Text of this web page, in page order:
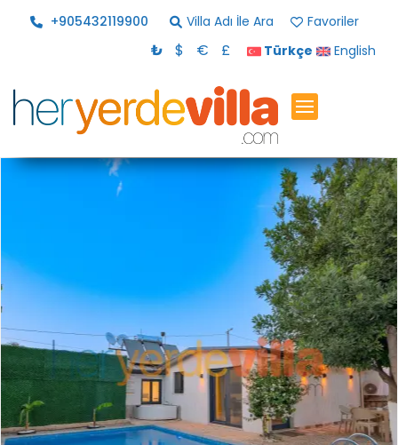
+905432119900 Villa Adı İle Ara Favoriler
₺ $ € £ Türkçe English